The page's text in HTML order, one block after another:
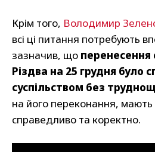
Крім того, Володимир
всі ці питання потребують
зазначив, що перенесення
Різдва на 25 грудня було
суспільством без
на його переконання, мають
справедливо та коректно.